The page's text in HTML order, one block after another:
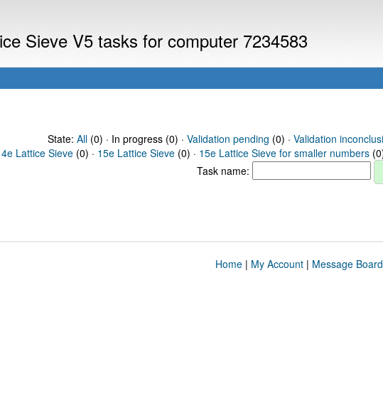
Sieve V5 tasks for computer 7234583
State: All(0) · In progress (0) · Validation pending (0) · Validation
Lattice Sieve (0) · 15e Lattice Sieve (0) · 15e Lattice Sieve for smaller numbers
Task name:
Home| My Account| Message